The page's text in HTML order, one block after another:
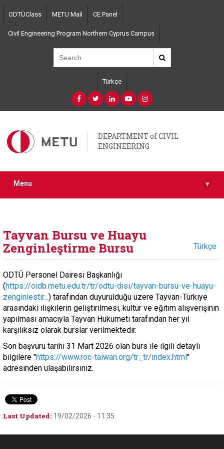
Skip
main
content
ODTÜClass METU Mail CE Panel
Civil Engineering Program Northern Cyprus Campus
Türkçe
DEPARTMENT of CIVIL
ENGINEERING
Menu ▾
Tayvan Bursu ve Huayu
Zenginleştirme Bursu
Türkçe
ODTÜ Personel Dairesi Başkanlığı
(https://oidb.metu.edu.tr/tr/odtu-disi/tayvan-bursu-ve-huayu-
zenginlestir...) tarafından duyurulduğu üzere Tayvan-Türkiye
arasındaki ilişkilerin geliştirilmesi, kültür ve eğitim alışverişinin
yapılması amacıyla Tayvan Hükümeti tarafından her yıl
karşılıksız olarak burslar verilmektedir.
Son başvuru tarihi 31 Mart 2026 olan burs ile ilgili detaylı
bilgilere "https://www.roc-taiwan.org/tr_tr/index.html"
adresinden ulaşabilirsiniz.
Last Updated: 19/02/2026 - 11:35